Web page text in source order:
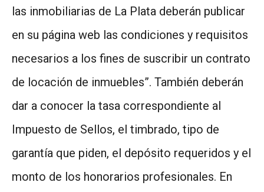
las inmobiliarias de La Plata deberán publicar
en su página web las condiciones y requisitos
necesarios a los fines de suscribir un contrato
de locación de inmuebles”. También deberán
dar a conocer la tasa correspondiente al
Impuesto de Sellos, el timbrado, tipo de
garantía que piden, el depósito requeridos y el
monto de los honorarios profesionales. En